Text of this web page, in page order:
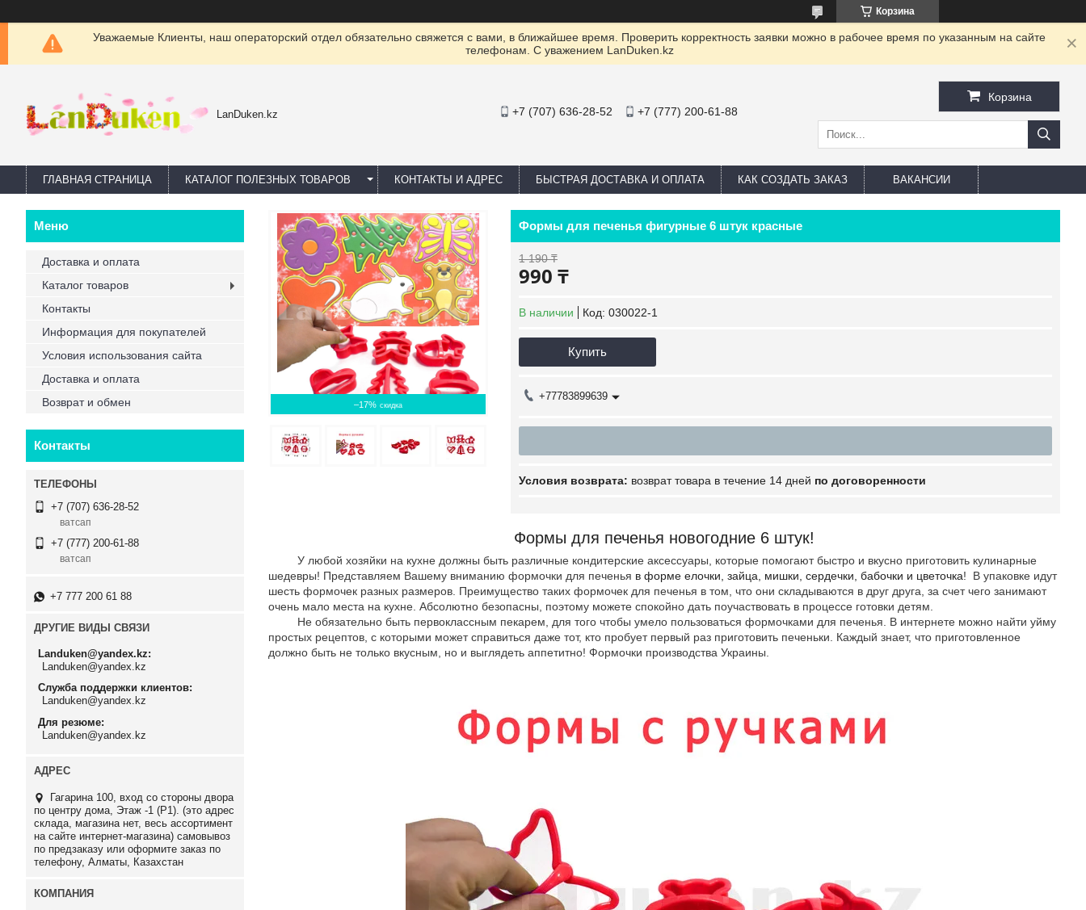
Корзина
Уважаемые Клиенты, наш операторский отдел обязательно свяжется с вами, в ближайшее время. Проверить корректность заявки можно в рабочее время по указанным на сайте
телефонам. С уважением LanDuken.kz
LanDuken.kz +7 (707) 636-28-52 +7 (777) 200-61-88
Корзина
ГЛАВНАЯ СТРАНИЦА КАТАЛОГ ПОЛЕЗНЫХ ТОВАРОВ КОНТАКТЫ И АДРЕС БЫСТРАЯ ДОСТАВКА И ОПЛАТА КАК СОЗДАТЬ ЗАКАЗ ВАКАНСИИ
–17%
Формы для печенья фигурные 6 штук красные
1 190 ₸
990 ₸
В наличии Код: 030022-1
Купить
+77783899639
возврат товара в течение 14 дней по договоренности
Формы для печенья новогодние 6 штук!
У любой хозяйки на кухне должны быть различные кондитерские аксессуары, которые помогают быстро и вкусно приготовить кулинарные
шедевры! Представляем Вашему вниманию формочки для печенья в форме елочки, зайца, мишки, сердечки, бабочки и цветочка! В упаковке идут
шесть формочек разных размеров. Преимущество таких формочек для печенья в том, что они складываются в друг друга, за счет чего занимают
очень мало места на кухне. Абсолютно безопасны, поэтому можете спокойно дать поучаствовать в процессе готовки детям.
Не обязательно быть первоклассным пекарем, для того чтобы умело пользоваться формочками для печенья. В интернете можно найти уйму
простых рецептов, с которыми может справиться даже тот, кто пробует первый раз приготовить печеньки. Каждый знает, что приготовленное
должно быть не только вкусным, но и выглядеть аппетитно! Формочки производства Украины.
Доставка и оплата
Каталог товаров
Контакты
Информация для покупателей
Условия использования сайта
Доставка и оплата
Возврат и обмен
Контакты
+7 (707) 636-28-52
ватсап
+7 (777) 200-61-88
ватсап
+7 777 200 61 88
ДРУГИЕ ВИДЫ СВЯЗИ
Landuken@yandex.kz
Landuken@yandex.kz
Служба поддержки клиентов
Landuken@yandex.kz
Для резюме
Landuken@yandex.kz
Гагарина 100, вход со стороны двора
по центру дома, Этаж -1 (P1). (это адрес
склада, магазина нет, весь ассортимент
на сайте интернет-магазина) самовывоз
по предзаказу или оформите заказ по
телефону, Алматы, Казахстан